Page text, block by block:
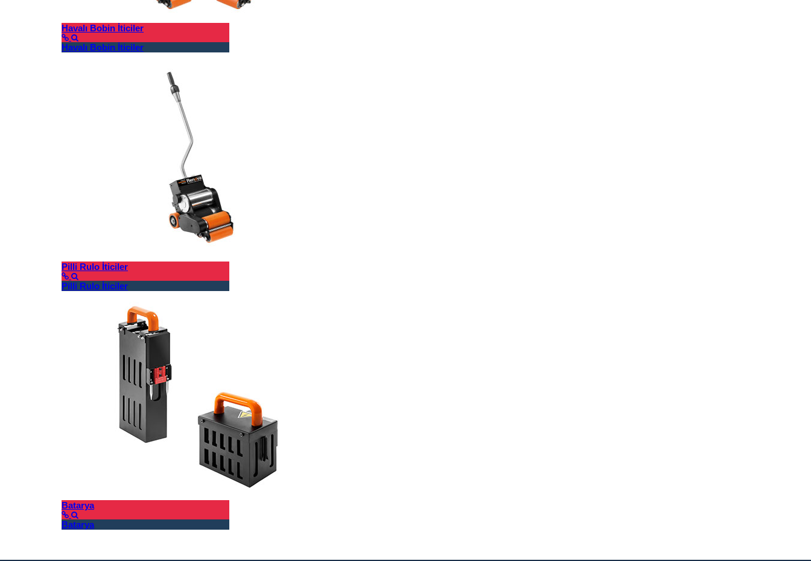
Havalı Bobin İticiler
Havalı Bobin İticiler
Pilli Rulo İticiler
Pilli Rulo İticiler
Batarya
Batarya